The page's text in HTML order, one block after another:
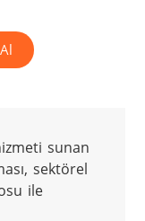
sunan
sektörel
ile